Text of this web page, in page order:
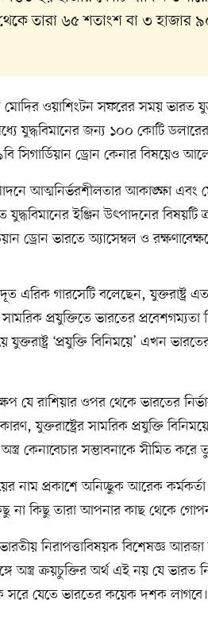
তারা ৬৫ শতাংশ বা ৩ হাজার
মোদির ওয়াশিংটন সফরের সময় ভারত
যুদ্ধবিমানের জন্য ১০০ কোটি
সিগার্ডিয়ান ড্রোন কেনার বিষয়েও
আত্মনির্ভরশীলতার আকাঙ্ক্ষা এবং
ইঞ্জিন উৎপাদনের বিষয়টি
ড্রোন ভারতে অ্যাসেম্বল ও
এরিক গারসেটি বলেছেন,
প্রযুক্তিতে ভারতের
যুক্তরাষ্ট্র ‘প্রযুক্তি বিনিময়ে’ এখন
যে রাশিয়ার ওপর থেকে ভারতের
যুক্তরাষ্ট্রের সামরিক প্রযুক্তি
কেনাবেচার সম্ভাবনাকে সীমিত করে
নাম প্রকাশে অনিচ্ছুক আরেক
না কিছু তারা আপনার কাছ থেকে
ভারতীয় নিরাপত্তাবিষয়ক বিশেষজ্ঞ
অস্ত্র ক্রয়চুক্তির অর্থ এই নয় যে ভারত
সরে যেতে ভারতের কয়েক দশক লাগবে।